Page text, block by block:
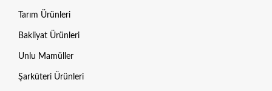
Tarım Ürünleri
Bakliyat Ürünleri
Unlu Mamüller
Şarküteri Ürünleri